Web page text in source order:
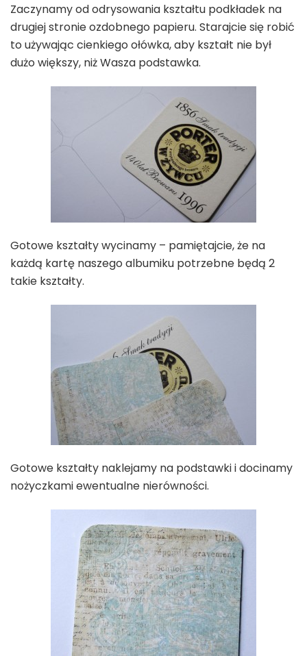
Zaczynamy od odrysowania kształtu podkładek na
drugiej stronie ozdobnego papieru. Starajcie się robić
to używając cienkiego ołówka, aby kształt nie był
dużo większy, niż Wasza podstawka.
Gotowe kształty wycinamy – pamiętajcie, że na
każdą kartę naszego albumiku potrzebne będą 2
takie kształty.
Gotowe kształty naklejamy na podstawki i docinamy
nożyczkami ewentualne nierówności.